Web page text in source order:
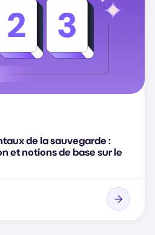
de la sauvegarde :
et notions de base sur le